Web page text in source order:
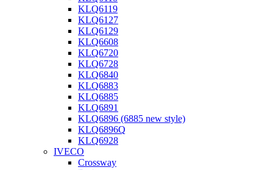
KLQ6119
KLQ6127
KLQ6129
KLQ6608
KLQ6720
KLQ6728
KLQ6840
KLQ6883
KLQ6885
KLQ6891
KLQ6896 (6885 new style)
KLQ6896Q
KLQ6928
IVECO
Crossway